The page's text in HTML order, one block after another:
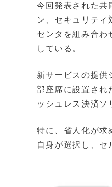
今回発表された共
ン、セキュリテ
センタを組み合わ
している。
新サービスの提供
部座席に設置され
ッシュレス決済ソ
特に、省人化が求
自身が選択し、セ